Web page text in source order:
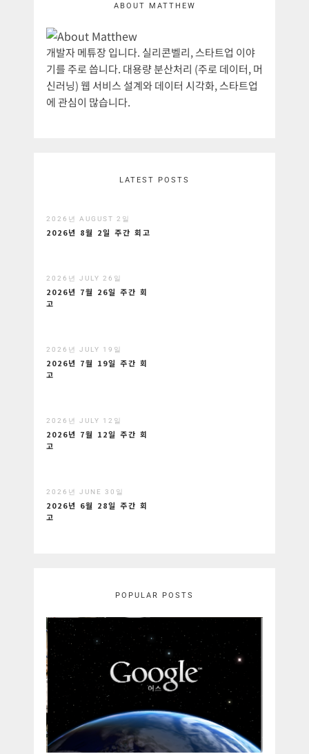
ABOUT MATTHEW
개발자 메튜장 입니다. 실리콘벨리, 스타트업 이야
기를 주로 씁니다. 대용량 분산처리 (주로 데이터, 머
신러닝) 웹 서비스 설계와 데이터 시각화, 스타트업
에 관심이 많습니다.
LATEST POSTS
2026년 AUGUST 2일
2026년 8월 2일 주간 회고
2026년 JULY 26일
2026년 7월 26일 주간 회
고
2026년 JULY 19일
2026년 7월 19일 주간 회
고
2026년 JULY 12일
2026년 7월 12일 주간 회
고
2026년 JUNE 30일
2026년 6월 28일 주간 회
고
POPULAR POSTS